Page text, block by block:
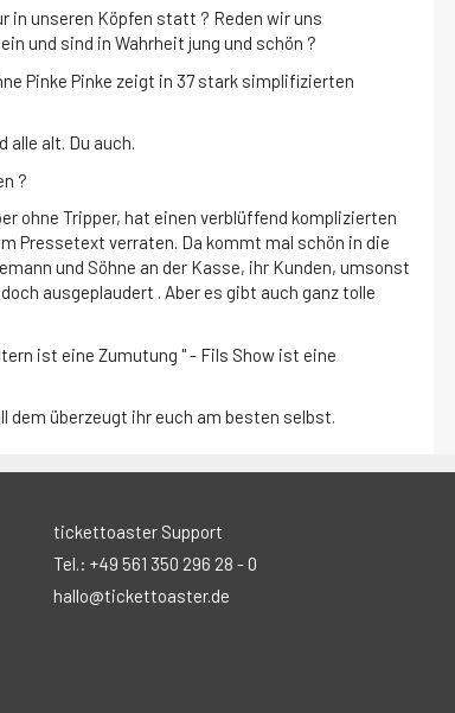
in unseren Köpfen statt ? Reden wir uns
und sind in Wahrheit jung und schön ?
Pinke Pinke zeigt in 37 stark simplifizierten
alt. Du auch.
?
ohne Tripper, hat einen verblüffend komplizierten
Pressetext verraten. Da kommt mal schön in die
und Söhne an der Kasse, ihr Kunden, umsonst
ausgeplaudert . Aber es gibt auch ganz tolle
ist eine Zumutung " - Fils Show ist eine
dem überzeugt ihr euch am besten selbst.
tickettoaster Support
Tel.: +49 561 350 296 28 - 0
hallo@tickettoaster.de